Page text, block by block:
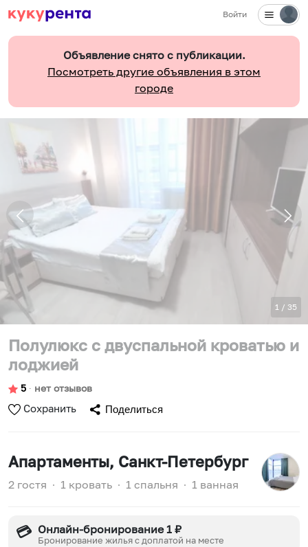
Войти
Объявление снято с публикации.
Посмотреть другие объявления в этом
городе
1 / 35
Полулюкс с двуспальной кроватью и
лоджией
5 ∙ нет отзывов
Сохранить Поделиться
Апартаменты, Санкт-Петербург
2 гостя ∙ 1 кровать ∙ 1 спальня ∙ 1 ванная
💳 Онлайн-бронирование 1 ₽
Бронирование жилья с доплатой на месте